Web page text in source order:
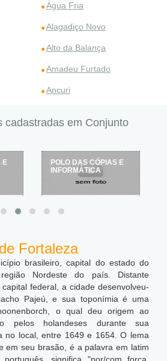
Água Fria
Alagadiço Novo
Alto da Balança
Amadeu Furtado
Ancuri
cadastradas em Conjunto
E
POLO DAS CÓPIAS E
INFORMÁTICA
Fortaleza
brasileiro, capital do estado do
Nordeste do país. Distante
federal, a cidade desenvolveu-
Pajeú, e sua toponímia é uma
o qual deu origem ao
pelos holandeses durante sua
no local, entre 1649 e 1654. O lema
em seu brasão, é a palavra em latim